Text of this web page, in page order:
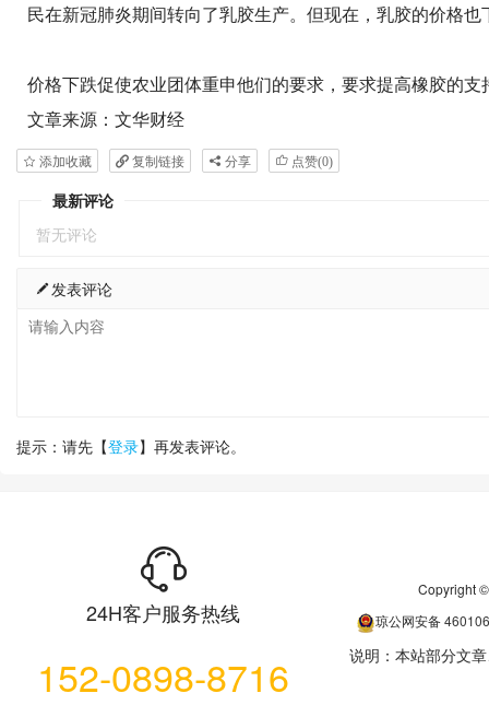
民在新冠肺炎期间转向了乳胶生产。但现在，乳胶的价格
价格下跌促使农业团体重申他们的要求，要求提高橡胶的
文章来源：文华财经
添加收藏 复制链接 分享 点赞(0)
最新评论
暂无评论
发表评论
提示：请先【登录】再发表评论。
24H客户服务热线
152-0898-8716
Copyright
琼公网安备
说明：本站部分文